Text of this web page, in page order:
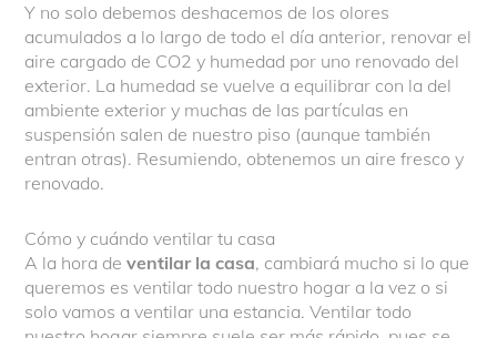
Y no solo debemos deshacemos de los olores
acumulados a lo largo de todo el día anterior, renovar el
aire cargado de CO2 y humedad por uno renovado del
exterior. La humedad se vuelve a equilibrar con la del
ambiente exterior y muchas de las partículas en
suspensión salen de nuestro piso (aunque también
entran otras). Resumiendo, obtenemos un aire fresco y
renovado.
Cómo y cuándo ventilar tu casa
A la hora deventilar la casa, cambiará mucho si lo que
queremos es ventilar todo nuestro hogar a la vez o si
solo vamos a ventilar una estancia. Ventilar todo